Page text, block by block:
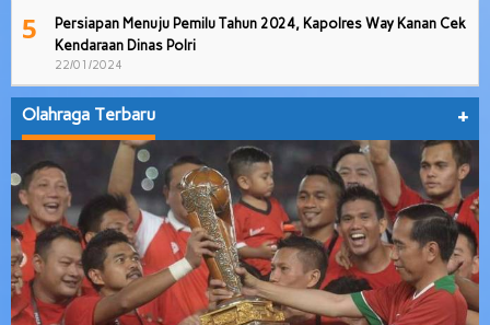
5
Persiapan Menuju Pemilu Tahun 2024, Kapolres Way Kanan Cek
Kendaraan Dinas Polri
22/01/2024
Olahraga Terbaru +